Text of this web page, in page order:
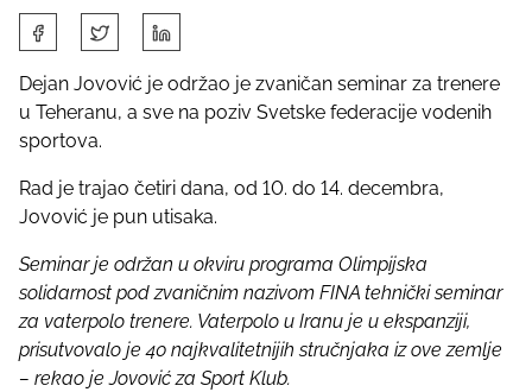
h
a
r
e
h
i
s
t
Dejan Jovović je održao je zvaničan seminar za trenere
u Teheranu, a sve na poziv Svetske federacije vodenih
sportova.
Rad je trajao četiri dana, od 10. do 14. decembra,
Jovović je pun utisaka.
Seminar je održan u okviru programa Olimpijska
solidarnost pod zvaničnim nazivom FINA tehnički seminar
za vaterpolo trenere. Vaterpolo u Iranu je u ekspanziji,
prisutvovalo je 40 najkvalitetnijih stručnjaka iz ove zemlje
– rekao je Jovović za Sport Klub.